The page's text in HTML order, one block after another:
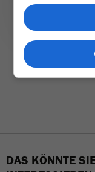
DAS KÖNNTE